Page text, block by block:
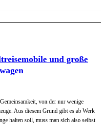
und große
von der nur wenige
Aus diesem Grund gibt es ab Werk
halten soll, muss man sich also selbst